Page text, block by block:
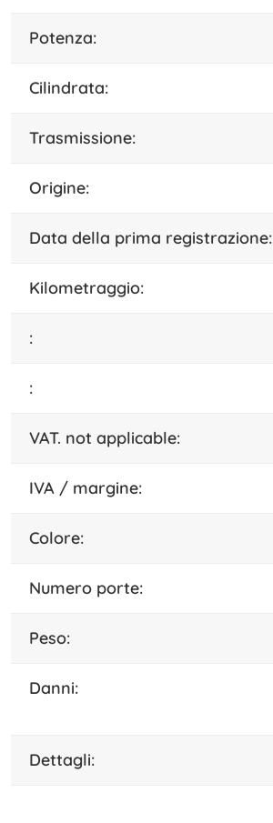
potenza:
cilindrata:
trasmissione:
origine:
data della prima registrazione:
kilometraggio:
:
:
VAT. not applicable:
IVA / margine:
colore:
numero porte:
peso:
danni:
dettagli: